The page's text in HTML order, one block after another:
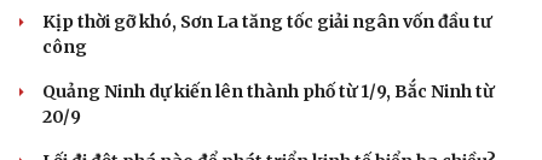
Nhi khoa
Nam khoa
Phòng mạch online
Ăn sạch sống khỏe
Kịp thời gỡ khó, Sơn La tăng tốc giải ngân vốn đầu tư
công
Quảng Ninh dự kiến lên thành phố từ 1/9, Bắc Ninh từ
20/9